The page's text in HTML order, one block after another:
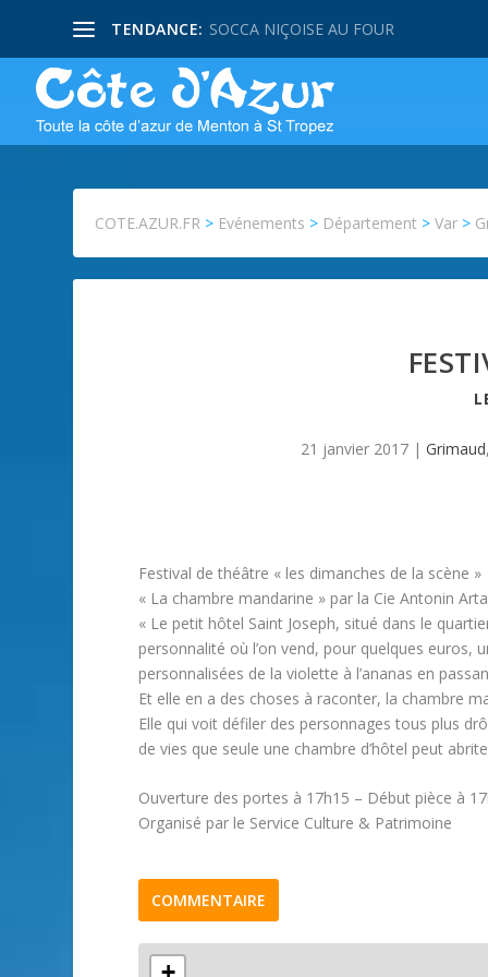
TENDANCE: SOCCA NIÇOISE AU FOUR
COTE.AZUR.FR > Evénements > Département >Var >
21 janvier 2017| Grimaud
Festival de théâtre « les dimanches de la scène »
« La chambre mandarine » par la Cie Antonin
« Le petit hôtel Saint Joseph, situé dans le
personnalité où l’on vend, pour quelques euros,
personnalisées de la violette à l’ananas en
Et elle en a des choses à raconter, la chambre
Elle qui voit défiler des personnages tous plus
de vies que seule une chambre d’hôtel peut
Ouverture des portes à 17h15 – Début pièce à
Organisé par le Service Culture & Patrimoine
COMMENTAIRE